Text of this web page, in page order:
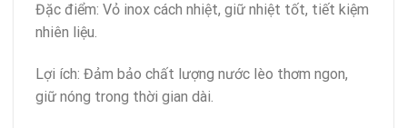
Đặc điểm: Vỏ inox cách nhiệt, giữ nhiệt tốt, tiết kiệm
nhiên liệu.
Lợi ích: Đảm bảo chất lượng nước lèo thơm ngon,
giữ nóng trong thời gian dài.